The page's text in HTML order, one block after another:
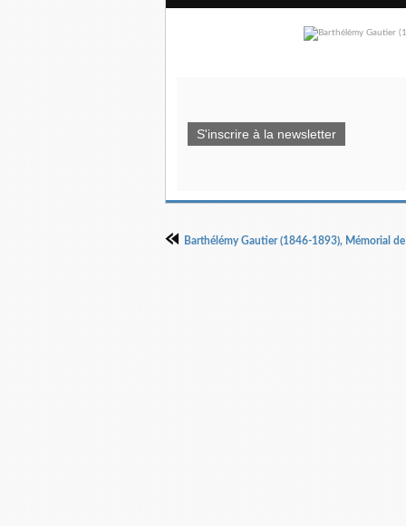
S'inscrire à la newsletter
Barthélémy Gautier (1846-1893), Mémorial